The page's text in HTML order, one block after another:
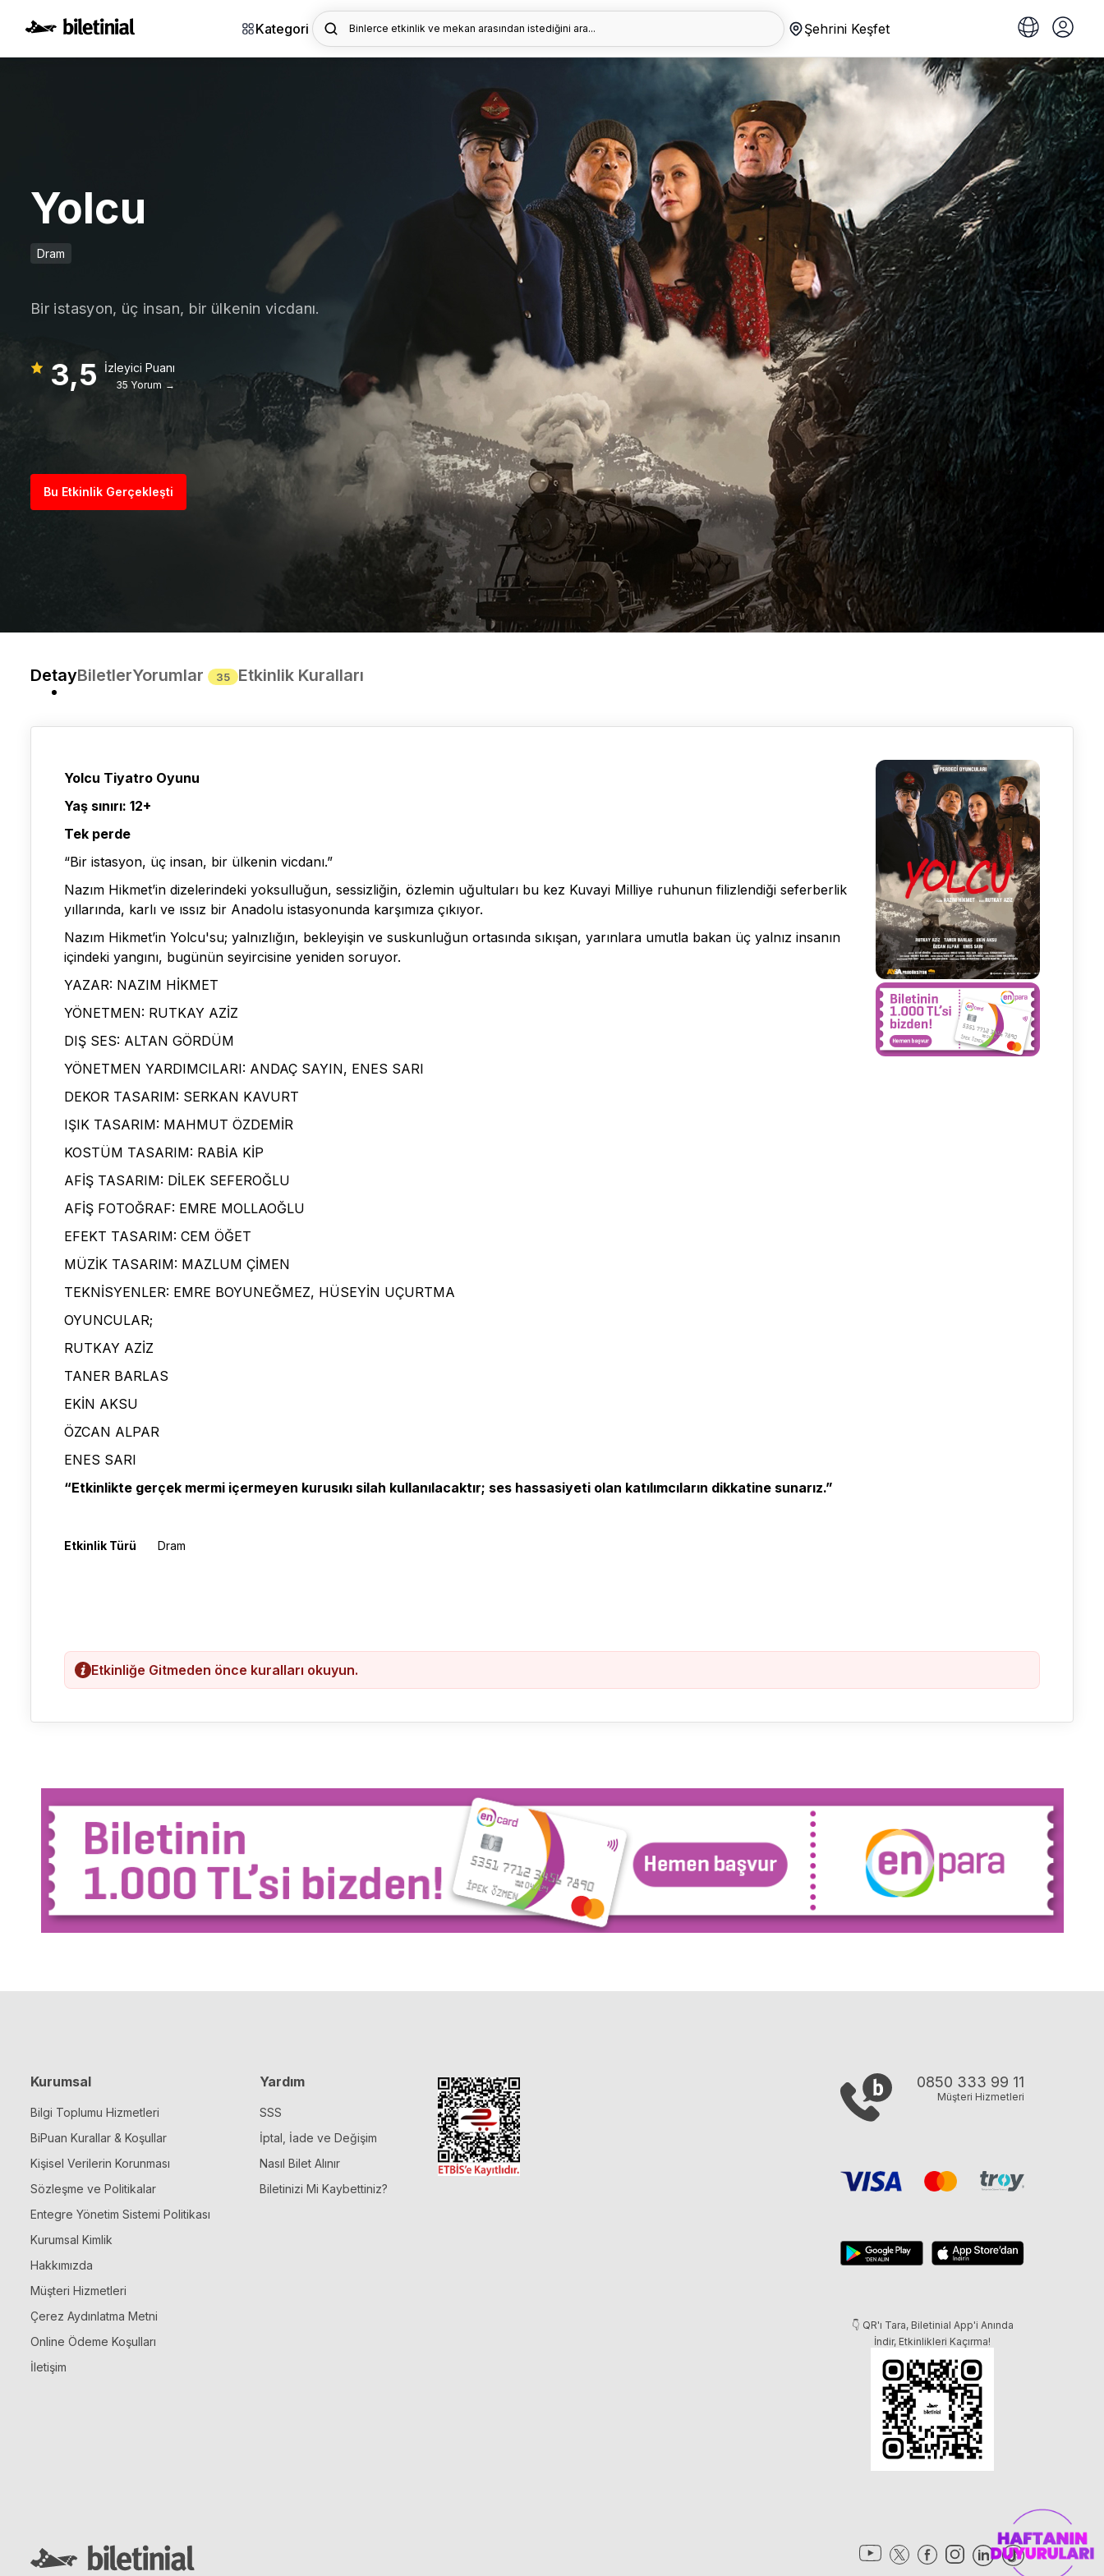
Kategori Binlerce etkinlik ve mekan arasından istediğini ara... Şehrini Keşfet
Yolcu
Dram
Bir istasyon, üç insan, bir ülkenin vicdanı.
3,5 İzleyici Puanı
35 Yorum →
Bu Etkinlik Gerçekleşti
DetayBiletlerYorumlar 35 Etkinlik Kuralları
Yolcu Tiyatro Oyunu
Yaş sınırı: 12+
Tek perde
“Bir istasyon, üç insan, bir ülkenin vicdanı.”
Nazım Hikmet’in dizelerindeki yoksulluğun, sessizliğin, özlemin uğultuları bu kez Kuvayi Milliye ruhunun filizlendiği seferberlik
yıllarında, karlı ve ıssız bir Anadolu istasyonunda karşımıza çıkıyor.
Nazım Hikmet’in Yolcu'su; yalnızlığın, bekleyişin ve suskunluğun ortasında sıkışan, yarınlara umutla bakan üç yalnız insanın
içindeki yangını, bugünün seyircisine yeniden soruyor.
YAZAR: NAZIM HİKMET
YÖNETMEN: RUTKAY AZİZ
DIŞ SES: ALTAN GÖRDÜM
YÖNETMEN YARDIMCILARI: ANDAÇ SAYIN, ENES SARI
DEKOR TASARIM: SERKAN KAVURT
IŞIK TASARIM: MAHMUT ÖZDEMİR
KOSTÜM TASARIM: RABİA KİP
AFİŞ TASARIM: DİLEK SEFEROĞLU
AFİŞ FOTOĞRAF: EMRE MOLLAOĞLU
EFEKT TASARIM: CEM ÖĞET
MÜZİK TASARIM: MAZLUM ÇİMEN
TEKNİSYENLER: EMRE BOYUNEĞMEZ, HÜSEYİN UÇURTMA
OYUNCULAR;
RUTKAY AZİZ
TANER BARLAS
EKİN AKSU
ÖZCAN ALPAR
ENES SARI
“Etkinlikte gerçek mermi içermeyen kurusıkı silah kullanılacaktır; ses hassasiyeti olan katılımcıların dikkatine sunarız.”
Etkinlik Türü Dram
Etkinliğe Gitmeden önce kuralları okuyun.
Kurumsal
Bilgi Toplumu Hizmetleri
BiPuan Kurallar & Koşullar
Kişisel Verilerin Korunması
Sözleşme ve Politikalar
Entegre Yönetim Sistemi Politikası
Kurumsal Kimlik
Hakkımızda
Müşteri Hizmetleri
Çerez Aydınlatma Metni
Online Ödeme Koşulları
İletişim
Yardım
SSS
İptal, İade ve Değişim
Nasıl Bilet Alınır
Biletinizi Mi Kaybettiniz?
0850 333 99 11
Müşteri Hizmetleri
👇 QR'ı Tara, Biletinial App'i Anında
İndir, Etkinlikleri Kaçırma!